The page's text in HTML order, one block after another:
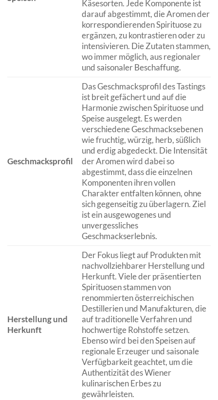
Käsesorten. Jede Komponente ist
darauf abgestimmt, die Aromen der
korrespondierenden Spirituose zu
ergänzen, zu kontrastieren oder zu
intensivieren. Die Zutaten stammen,
wo immer möglich, aus regionaler
und saisonaler Beschaffung.
Geschmacksprofil
Das Geschmacksprofil des Tastings
ist breit gefächert und auf die
Harmonie zwischen Spirituose und
Speise ausgelegt. Es werden
verschiedene Geschmacksebenen
wie fruchtig, würzig, herb, süßlich
und erdig abgedeckt. Die Intensität
der Aromen wird dabei so
abgestimmt, dass die einzelnen
Komponenten ihren vollen
Charakter entfalten können, ohne
sich gegenseitig zu überlagern. Ziel
ist ein ausgewogenes und
unvergessliches
Geschmackserlebnis.
Herstellung und
Herkunft
Der Fokus liegt auf Produkten mit
nachvollziehbarer Herstellung und
Herkunft. Viele der präsentierten
Spirituosen stammen von
renommierten österreichischen
Destillerien und Manufakturen, die
auf traditionelle Verfahren und
hochwertige Rohstoffe setzen.
Ebenso wird bei den Speisen auf
regionale Erzeuger und saisonale
Verfügbarkeit geachtet, um die
Authentizität des Wiener
kulinarischen Erbes zu
gewährleisten.